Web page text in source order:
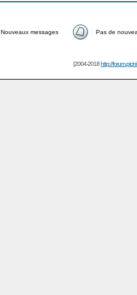
Nouveaux messages Pas de
[2004-2018http://